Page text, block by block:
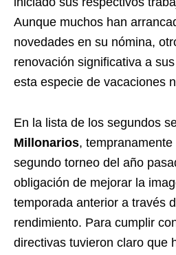
Aunque muchos han
novedades en su nómina,
renovación significativa a
esta especie de vacaciones
En la lista de los segundos
Millonarios, tempranamente
segundo torneo del año
obligación de mejorar la
temporada anterior a través
rendimiento. Para cumplir
directivas tuvieron claro que